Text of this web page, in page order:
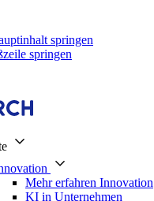
springen
springen
Mehr erfahren Innovation
KI in Unternehmen